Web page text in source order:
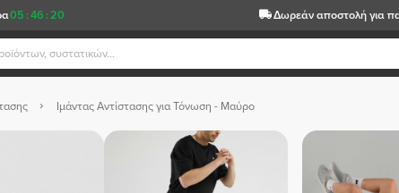
05 :46 :18 Δωρεάν αποστολήγια
Ιμάντας Αντίστασης για Τόνωση - Μαύρο